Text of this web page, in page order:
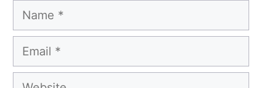
Name
Email
Website